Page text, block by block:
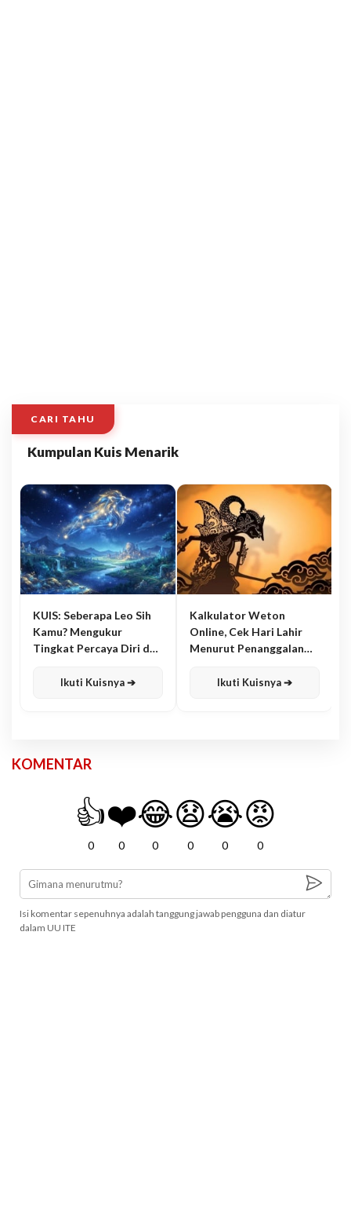
CARI TAHU
Kumpulan Kuis Menarik
KUIS: Seberapa Leo Sih
Kamu? Mengukur
Tingkat Percaya Diri dan
Ikuti Kuisnya ➔
Kalkulator Weton
Online, Cek Hari Lahir
Menurut Penanggalan
Ikuti Kuisnya ➔
KOMENTAR
👍
0
❤️
0
😂
0
😧
0
😭
0
😡
0
Isi komentar sepenuhnya adalah tanggung jawab pengguna dan diatur
dalam UU ITE